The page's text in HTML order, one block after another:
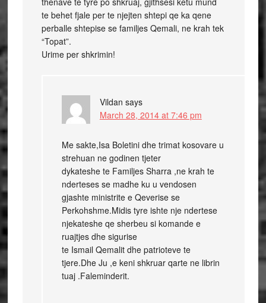
te behet fjale per te njejten shtepi qe ka qene
perballe shtepise se familjes Qemali, ne krah tek
“Topat”.
Urime per shkrimin!
Vildan says
March 28, 2014 at 7:46 pm
Me sakte,Isa Boletini dhe trimat kosovare u
strehuan ne godinen tjeter
dykateshe te Familjes Sharra ,ne krah te
nderteses se madhe ku u vendosen
gjashte ministrite e Qeverise se
Perkohshme.Midis tyre ishte nje ndertese
njekateshe qe sherbeu si komande e
ruajtjes dhe sigurise
te Ismail Qemalit dhe patrioteve te
tjere.Dhe Ju ,e keni shkruar qarte ne librin
tuaj .Faleminderit.